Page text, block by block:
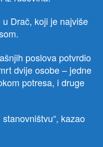
Drač, koji je najviše
poslova potvrdio
dvije osobe – jedne
potresa, i druge
kazao